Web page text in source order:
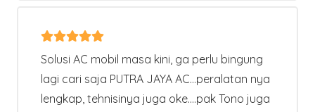
Solusi AC mobil masa kini, ga perlu bingung
lagi cari saja PUTRA JAYA AC…peralatan nya
lengkap, tehnisinya juga oke….pak Tono juga